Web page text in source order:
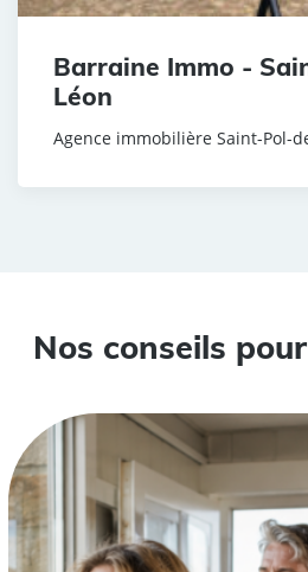
Barraine Immo -
Léon
Agence immobilière Saint-Pol-
Nos conseils